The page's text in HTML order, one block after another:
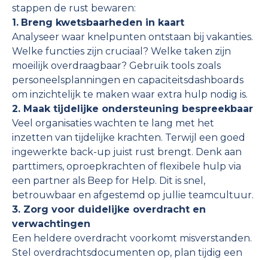
stappen de rust bewaren:
1. Breng kwetsbaarheden in kaart
Analyseer waar knelpunten ontstaan bij vakanties.
Welke functies zijn cruciaal? Welke taken zijn
moeilijk overdraagbaar? Gebruik tools zoals
personeelsplanningen en capaciteitsdashboards
om inzichtelijk te maken waar extra hulp nodig is.
2. Maak tijdelijke ondersteuning bespreekbaar
Veel organisaties wachten te lang met het
inzetten van tijdelijke krachten. Terwijl een goed
ingewerkte back-up juist rust brengt. Denk aan
parttimers, oproepkrachten of flexibele hulp via
een partner als Beep for Help. Dit is snel,
betrouwbaar en afgestemd op jullie teamcultuur.
3. Zorg voor duidelijke overdracht en
verwachtingen
Een heldere overdracht voorkomt misverstanden.
Stel overdrachtsdocumenten op, plan tijdig een